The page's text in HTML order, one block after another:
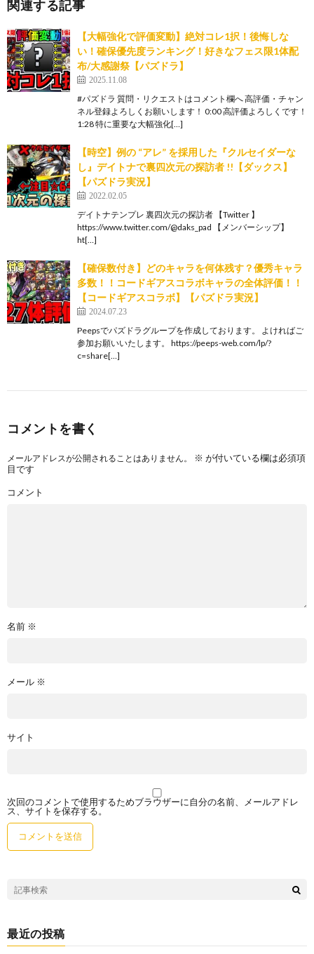
関連する記事
【大幅強化で評価変動】絶対コレ1択！後悔しな
い！確保優先度ランキング！好きなフェス限1体配
布/大感謝祭【パズドラ】
2025.11.08
#パズドラ 質問・リクエストはコメント欄へ 高評価・チャン
ネル登録よろしくお願いします！ 0:00 高評価よろしくです！
1:28 特に重要な大幅強化[…]
【時空】例の “アレ” を採用した『クルセイダーな
し』デイトナで裏四次元の探訪者 !!【ダックス】
【パズドラ実況】
2022.02.05
デイトナテンプレ 裏四次元の探訪者 【Twitter 】
https://www.twitter.com/@daks_pad 【メンバーシップ】
ht[…]
【確保数付き】どのキャラを何体残す？優秀キャラ
多数！！コードギアスコラボキャラの全体評価！！
【コードギアスコラボ】【パズドラ実況】
2024.07.23
Peepsでパズドラグループを作成しております。 よければご
参加お願いいたします。 https://peeps-web.com/lp/?
c=share[…]
コメントを書く
メールアドレスが公開されることはありません。 ※ が付いている欄は必須項
目です
コメント
名前 ※
メール ※
サイト
次回のコメントで使用するためブラウザーに自分の名前、メールアドレ
ス、サイトを保存する。
最近の投稿